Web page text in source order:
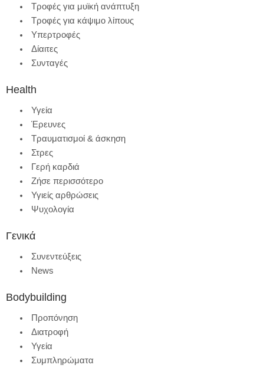
Τροφές για μυϊκή ανάπτυξη
Τροφές για κάψιμο λίπους
Υπερτροφές
Δίαιτες
Συνταγές
Health
Υγεία
Έρευνες
Τραυματισμοί & άσκηση
Στρες
Γερή καρδιά
Ζήσε περισσότερο
Υγιείς αρθρώσεις
Ψυχολογία
Γενικά
Συνεντεύξεις
News
Bodybuilding
Προπόνηση
Διατροφή
Υγεία
Συμπληρώματα